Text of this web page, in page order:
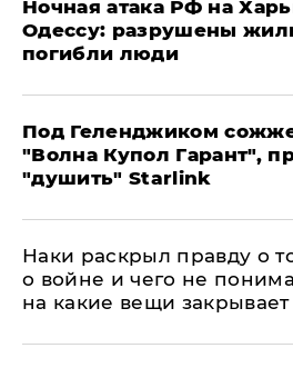
​Ночная атака РФ на
Одессу: разрушены
погибли люди
Под Геленджиком
"Волна Купол Гарант",
"душить" Starlink
Наки раскрыл правду о
о войне и чего не
на какие вещи закрывает